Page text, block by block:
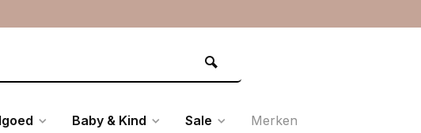
Baby & Kind Sale Merken